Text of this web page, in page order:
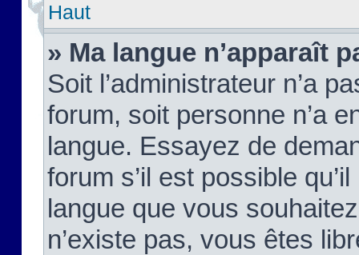
Haut
» Ma langue n’apparaît
Soit l’administrateur n’a
forum, soit personne n’a
langue. Essayez de
forum s’il est possible
langue que vous
n’existe pas, vous êtes